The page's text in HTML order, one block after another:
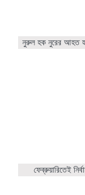
নুরুল হক নুরের আহত
ফেব্রুয়ারিতেই